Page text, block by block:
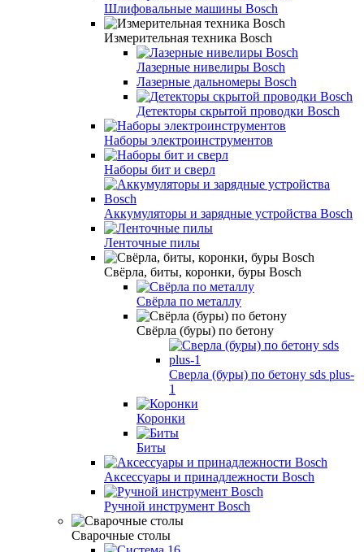
Шлифовальные машины Bosch
Измерительная техника Bosch
Лазерные нивелиры Bosch
Лазерные дальномеры Bosch
Детекторы скрытой проводки Bosch
Наборы электроинструментов
Наборы бит и сверл
Аккумуляторы и зарядные устройства Bosch
Ленточные пилы
Свёрла, биты, коронки, буры Bosch
Свёрла по металлу
Свёрла (буры) по бетону
Сверла (буры) по бетону sds plus-
1
Коронки
Биты
Аксессуары и принадлежности Bosch
Ручной инструмент Bosch
Сварочные столы